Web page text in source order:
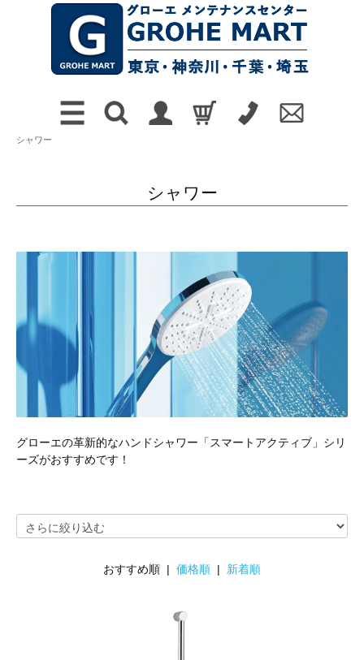
シャワー
シャワー
グローエの革新的なハンドシャワー「スマートアクティブ」シリ
ーズがおすすめです！
おすすめ順 | 価格順 | 新着順